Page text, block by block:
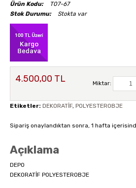
Ürün Kodu:
T07-67
Stok Durumu:
Stokta var
4.500,00 TL Miktar:
Etiketler: DEKORATİF, POLYESTEROBJE
Sipariş onaylandıktan sonra, 1 hafta
Açıklama
DEPO
DEKORATİF POLYESTEROBJE